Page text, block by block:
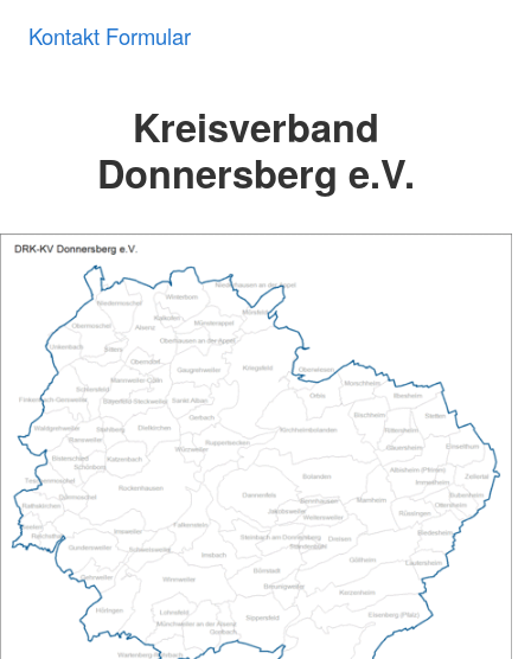
Kontakt Formular
Kreisverband
Donnersberg e.V.